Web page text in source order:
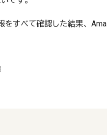
をすべて確認した結果、